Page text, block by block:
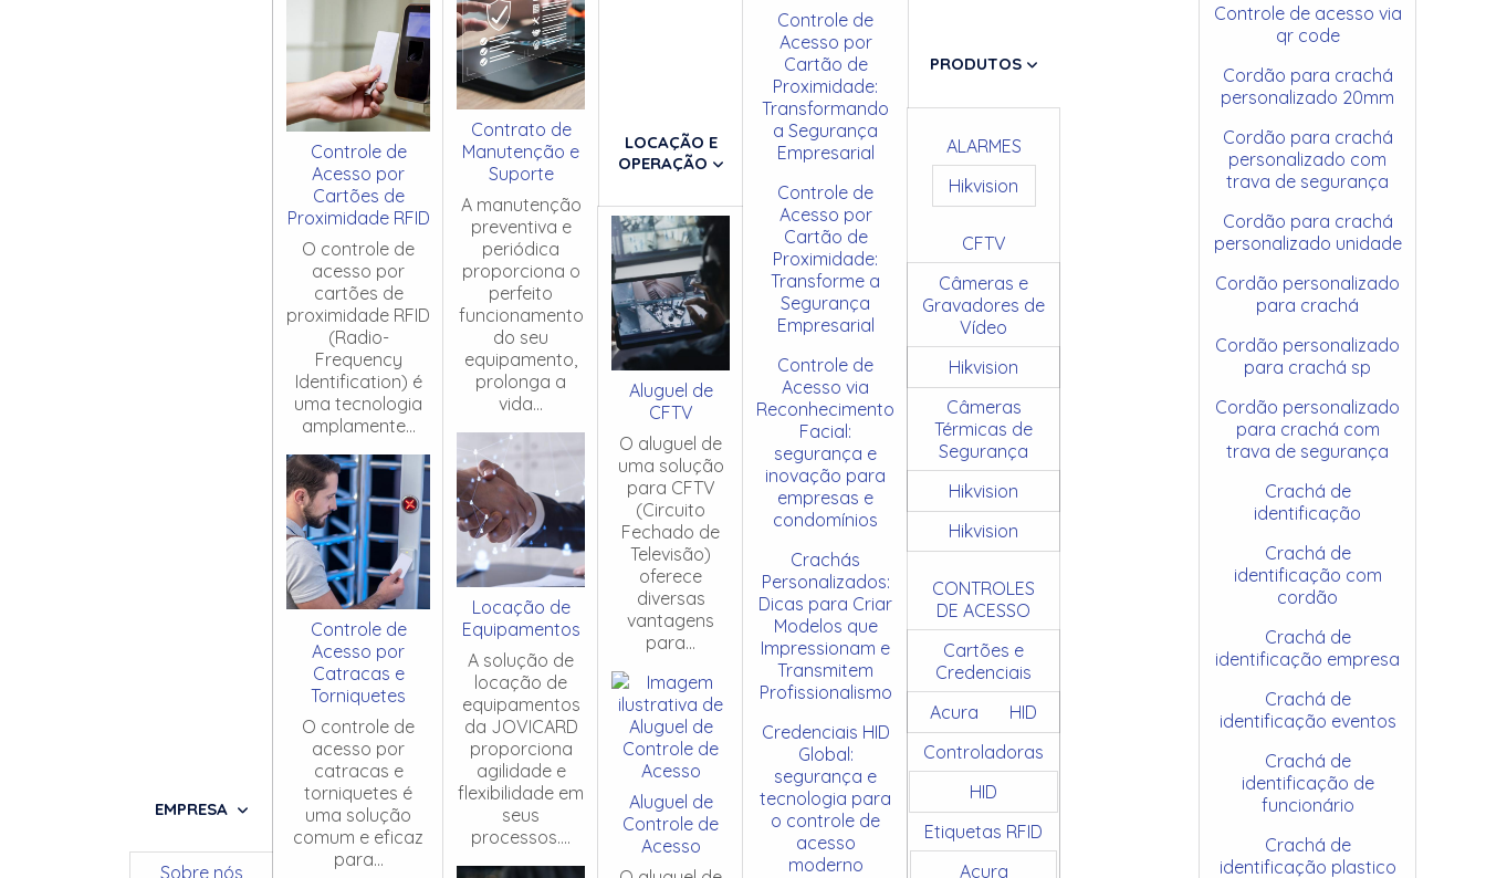
EMPRESA
Sobre nós
Controle de
Acesso por
Cartões de
Proximidade RFID
O controle de
acesso por
cartões de
proximidade RFID
(Radio-
Frequency
Identification) é
uma tecnologia
amplamente...
Controle de
Acesso por
Catracas e
Torniquetes
O controle de
acesso por
catracas e
torniquetes é
uma solução
comum e eficaz
para...
Contrato de
Manutenção e
Suporte
A manutenção
preventiva e
periódica
proporciona o
perfeito
funcionamento
do seu
equipamento,
prolonga a
vida...
Locação de
Equipamentos
A solução de
locação de
equipamentos
da JOVICARD
proporciona
agilidade e
flexibilidade em
seus
processos....
LOCAÇÃO E
OPERAÇÃO
Aluguel de
CFTV
O aluguel de
uma solução
para CFTV
(Circuito
Fechado de
Televisão)
oferece
diversas
vantagens
para...
Aluguel de
Controle de
Acesso
Controle de
Acesso por
Cartão de
Proximidade:
Transformando
a Segurança
Empresarial
Controle de
Acesso por
Cartão de
Proximidade:
Transforme a
Segurança
Empresarial
Controle de
Acesso via
Reconhecimento
Facial:
segurança e
inovação para
empresas e
condomínios
Crachás
Personalizados:
Dicas para Criar
Modelos que
Impressionam e
Transmitem
Profissionalismo
Credenciais HID
Global:
segurança e
tecnologia para
o controle de
acesso
moderno
PRODUTOS
ALARMES
Hikvision
CFTV
Câmeras e
Gravadores de
Vídeo
Hikvision
Câmeras
Térmicas de
Segurança
Hikvision
Hikvision
CONTROLES
DE ACESSO
Cartões e
Credenciais
Acura
HID
Controladoras
HID
Etiquetas RFID
Acura
Controle de acesso via
qr code
Cordão para crachá
personalizado 20mm
Cordão para crachá
personalizado com
trava de segurança
Cordão para crachá
personalizado unidade
Cordão personalizado
para crachá
Cordão personalizado
para crachá sp
Cordão personalizado
para crachá com
trava de segurança
Crachá de
identificação
Crachá de
identificação com
cordão
Crachá de
identificação empresa
Crachá de
identificação eventos
Crachá de
identificação de
funcionário
Crachá de
identificação plastico